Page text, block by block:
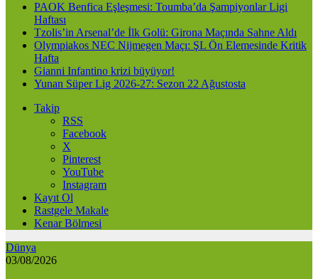
PAOK Benfica Eşleşmesi: Toumba’da Şampiyonlar Ligi
Haftası
Tzolis’in Arsenal’de İlk Golü: Girona Maçında Sahne Aldı
Olympiakos NEC Nijmegen Maçı: ŞL Ön Elemesinde Kritik
Hafta
Gianni Infantino krizi büyüyor!
Yunan Süper Lig 2026-27: Sezon 22 Ağustosta
Takip
RSS
Facebook
X
Pinterest
YouTube
Instagram
Kayıt Ol
Rastgele Makale
Kenar Bölmesi
Dünya
03/08/2026